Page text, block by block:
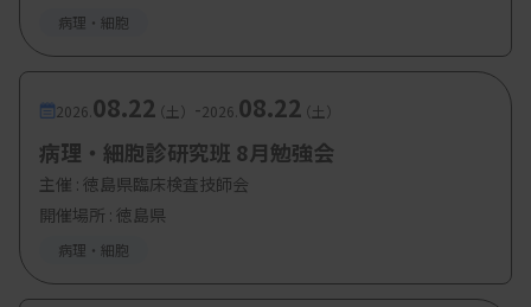
病理・細胞
2026. 08.22（土） -2026. 08.22（土）
病理・細胞診研究班 8月勉強会
主催 : 徳島県臨床検査技師会
開催場所 : 徳島県
病理・細胞